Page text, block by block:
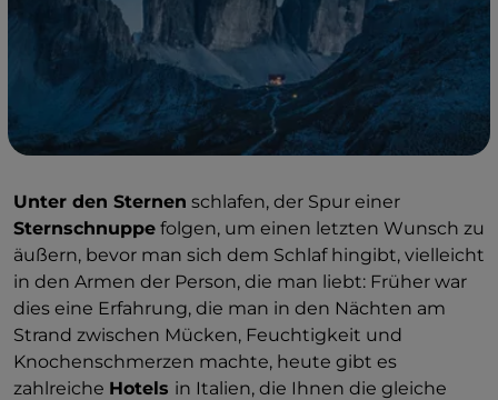
Unter den Sternen schlafen, der Spur einer
Sternschnuppe folgen, um einen letzten Wunsch zu
äußern, bevor man sich dem Schlaf hingibt, vielleicht
in den Armen der Person, die man liebt: Früher war
dies eine Erfahrung, die man in den Nächten am
Strand zwischen Mücken, Feuchtigkeit und
Knochenschmerzen machte, heute gibt es
zahlreiche Hotels in Italien, die Ihnen die gleiche